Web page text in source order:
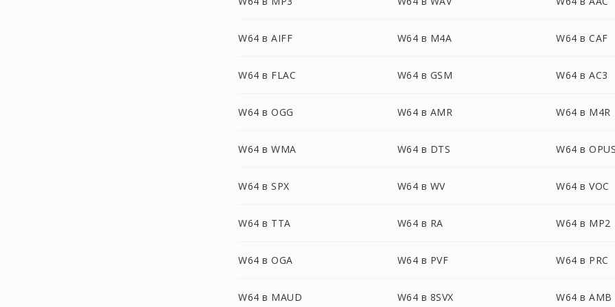
W64 в AIFF W64 в M4A W64 в CAF
W64 в FLAC W64 в GSM W64 в AC3
W64 в OGG W64 в AMR W64 в M4R
W64 в WMA W64 в DTS W64 в
W64 в SPX W64 в WV W64 в VOC
W64 в TTA W64 в RA W64 в MP2
W64 в OGA W64 в PVF W64 в PRC
W64 в MAUD W64 в 8SVX W64 в AMB